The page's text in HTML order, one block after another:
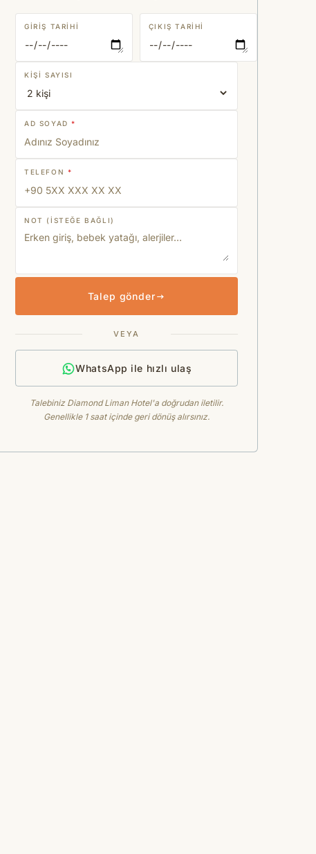
GIRIŞ TARIHI ÇIKIŞ TARIHI
KIŞI SAYISI
AD SOYAD*
TELEFON *
NOT (ISTEĞE BAĞLI)
Talep gönder
VEYA
WhatsApp ile hızlı ulaş
Talebiniz Diamond Liman Hotel'a doğrudan iletilir.
Genellikle 1 saat içinde geri dönüş alırsınız.